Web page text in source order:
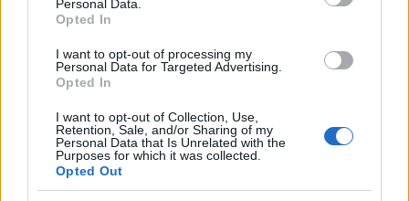
Personal Data.
Opted In
I want to opt-out of processing my
Personal Data for Targeted Advertising.
Opted In
I want to opt-out of Collection, Use,
Retention, Sale, and/or Sharing of my
Personal Data that Is Unrelated with the
Purposes for which it was collected.
Opted Out
Πιο σχολιασμένα
Μητσοτάκης στην υπογραφή συμφωνίας
για την ηλεκτρική διασύνδεση Ελλάδας –
Κύπρου: «Ισχυρή ψήφος εμπιστοσύνης» η
είσοδος της Meridiam στην GSI
Έφυγαν οι συνεργάτες, μένει η Μαρία
Καρυστιανού - Η επόμενη μέρα για την
«Ελπίδα για τη Δημοκρατία»